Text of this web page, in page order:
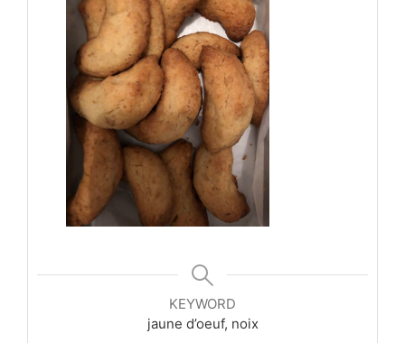
KEYWORD
jaune d’oeuf, noix